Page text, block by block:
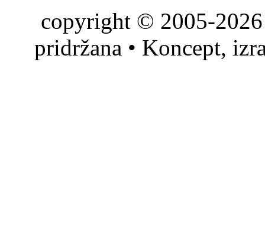
copyright © 2005-
pridržana • Koncept,